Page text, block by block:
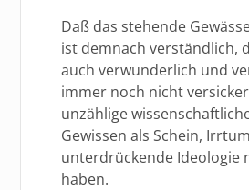
Daß das stehende
ist demnach verständlich,
auch verwunderlich und
immer noch nicht
unzählige
Gewissen als Schein,
unterdrückende Ideologie
haben.